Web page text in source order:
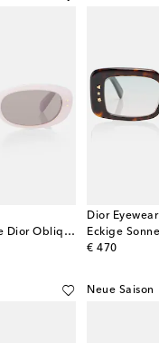
Ovale Sonnenbrille Dior Oblique B1I
Dior Eyewear
€ 470
original price
Neue Saison